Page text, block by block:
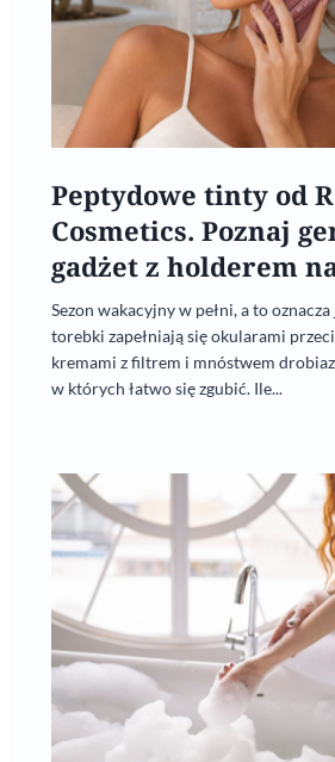
Peptydowe tinty od
Cosmetics. Poznaj
gadżet z holderem
Sezon wakacyjny w pełni, a to
torebki zapełniają się okularami
kremami z filtrem i mnóstwem
w których łatwo się zgubić. Ile...